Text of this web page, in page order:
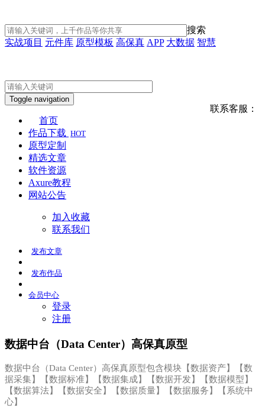
搜索
实战项目 元件库 原型模板 高保真 APP 大数据 智慧
联系客服：
Toggle navigation
首页
作品下载 HOT
原型定制
精选文章
软件资源
Axure教程
网站公告
加入收藏
联系我们
发布文章
发布作品
会员中心
登录
注册
数据中台（Data Center）高保真原型
数据中台（Data Center）高保真原型包含模块【数据资产】【数
据采集】【数据标准】【数据集成】【数据开发】【数据模型】
【数据算法】【数据安全】【数据质量】【数据服务】【系统中
心】